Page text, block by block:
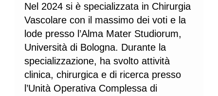
Nel 2024 si è specializzata in Chirurgia
Vascolare con il massimo dei voti e la
lode presso l’Alma Mater Studiorum,
Università di Bologna. Durante la
specializzazione, ha svolto attività
clinica, chirurgica e di ricerca presso
l’Unità Operativa Complessa di